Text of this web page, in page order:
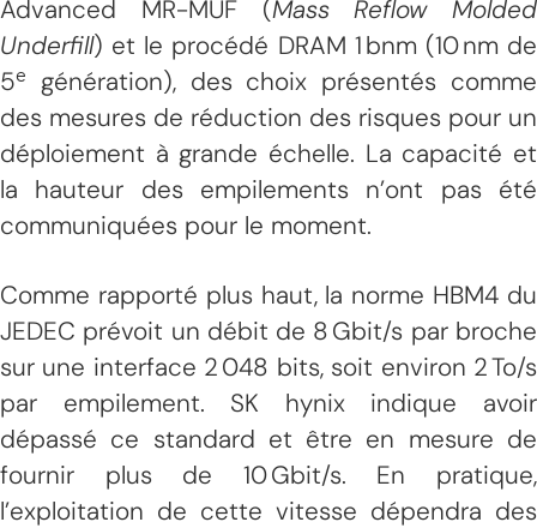
Advanced MR-MUF (Mass Reflow Molded
Underfill) et le procédé DRAM 1 bnm (10 nm de
5ᵉ génération), des choix présentés comme
des mesures de réduction des risques pour un
déploiement à grande échelle. La capacité et
la hauteur des empilements n’ont pas été
communiquées pour le moment.
Comme rapporté plus haut, la norme HBM4 du
JEDEC prévoit un débit de 8 Gbit/s par broche
sur une interface 2 048 bits, soit environ 2 To/s
par empilement. SK hynix indique avoir
dépassé ce standard et être en mesure de
fournir plus de 10 Gbit/s. En pratique,
l’exploitation de cette vitesse dépendra des